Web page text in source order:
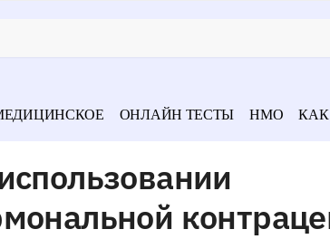
ОНЛАЙН ТЕСТЫ НМО КАК